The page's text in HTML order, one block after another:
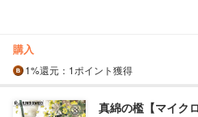
購入
1%還元 ：1ポイント獲得
真綿の檻【マイク